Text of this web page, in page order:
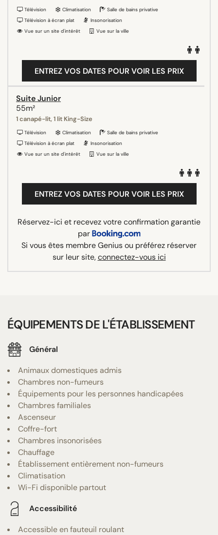
Télévision Climatisation
Salle de bains privative
Télévision à écran plat
Insonorisation
Vue sur un site d'intérêt
Vue sur la ville
ENTREZ VOS DATES POUR VOIR LES PRIX
Suite Junior
55m²
1 canapé-lit, 1 lit King-Size
Télévision Climatisation
Salle de bains privative
Télévision à écran plat
Insonorisation
Vue sur un site d'intérêt
Vue sur la ville
ENTREZ VOS DATES POUR VOIR LES PRIX
Réservez-ici et recevez votre confirmation garantie
par
Si vous êtes membre Genius ou préférez réserver
sur leur site,connectez-vous ici
ÉQUIPEMENTS DE L'ÉTABLISSEMENT
Général
Animaux domestiques admis
Chambres non-fumeurs
Équipements pour les personnes handicapées
Chambres familiales
Ascenseur
Coffre-fort
Chambres insonorisées
Chauffage
Établissement entièrement non-fumeurs
Climatisation
Wi-Fi disponible partout
Accessibilité
Accessible en fauteuil roulant